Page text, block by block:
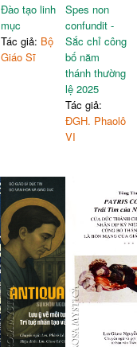
Đào tạo linh
mục
Tác giả: Bộ
Giáo Sĩ
Spes non
confundit -
Sắc chỉ công
bố năm
thánh thường
lệ 2025
Tác giả:
ĐGH. Phaolô
VI